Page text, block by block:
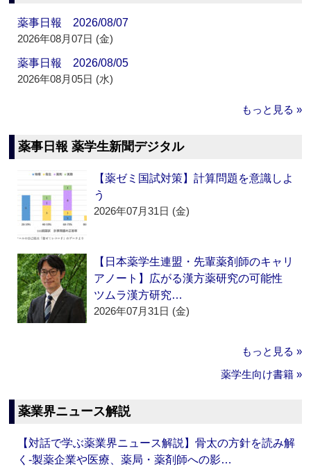
薬事日報 2026/08/07
2026年08月07日 (金)
薬事日報 2026/08/05
2026年08月05日 (水)
もっと見る »
薬事日報 薬学生新聞デジタル
【薬ゼミ国試対策】計算問題を意識しよ
う
2026年07月31日 (金)
【日本薬学生連盟・先輩薬剤師のキャリ
アノート】広がる漢方薬研究の可能性
ツムラ漢方研究…
2026年07月31日 (金)
もっと見る »
薬学生向け書籍 »
薬業界ニュース解説
【対話で学ぶ薬業界ニュース解説】骨太の方針を読み解
く‐製薬企業や医療、薬局・薬剤師への影…